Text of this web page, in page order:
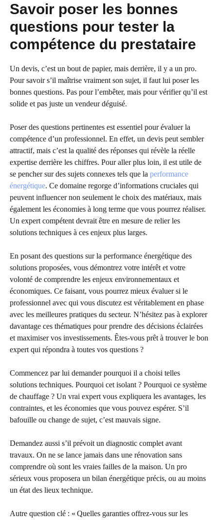
Savoir poser les bonnes
questions pour tester la
compétence du prestataire
Un devis, c’est un bout de papier, mais derrière, il y a un pro.
Pour savoir s’il maîtrise vraiment son sujet, il faut lui poser les
bonnes questions. Pas pour l’embêter, mais pour vérifier qu’il est
solide et pas juste un vendeur déguisé.
Poser des questions pertinentes est essentiel pour évaluer la
compétence d’un professionnel. En effet, un devis peut sembler
attractif, mais c’est la qualité des réponses qui révèle la réelle
expertise derrière les chiffres. Pour aller plus loin, il est utile de
se pencher sur des sujets connexes tels que la performance
énergétique. Ce domaine regorge d’informations cruciales qui
peuvent influencer non seulement le choix des matériaux, mais
également les économies à long terme que vous pourrez réaliser.
Un expert compétent devrait être en mesure de relier les
solutions techniques à ces enjeux plus larges.
En posant des questions sur la performance énergétique des
solutions proposées, vous démontrez votre intérêt et votre
volonté de comprendre les enjeux environnementaux et
économiques. Ce faisant, vous pourrez mieux évaluer si le
professionnel avec qui vous discutez est véritablement en phase
avec les meilleures pratiques du secteur. N’hésitez pas à explorer
davantage ces thématiques pour prendre des décisions éclairées
et maximiser vos investissements. Êtes-vous prêt à trouver le bon
expert qui répondra à toutes vos questions ?
Commencez par lui demander pourquoi il a choisi telles
solutions techniques. Pourquoi cet isolant ? Pourquoi ce système
de chauffage ? Un vrai expert vous expliquera les avantages, les
contraintes, et les économies que vous pouvez espérer. S’il
bafouille ou change de sujet, c’est mauvais signe.
Demandez aussi s’il prévoit un diagnostic complet avant
travaux. On ne se lance jamais dans une rénovation sans
comprendre où sont les vraies failles de la maison. Un pro
sérieux vous proposera un bilan énergétique précis, ou au moins
un état des lieux technique.
Autre question clé : « Quelles garanties offrez-vous sur les